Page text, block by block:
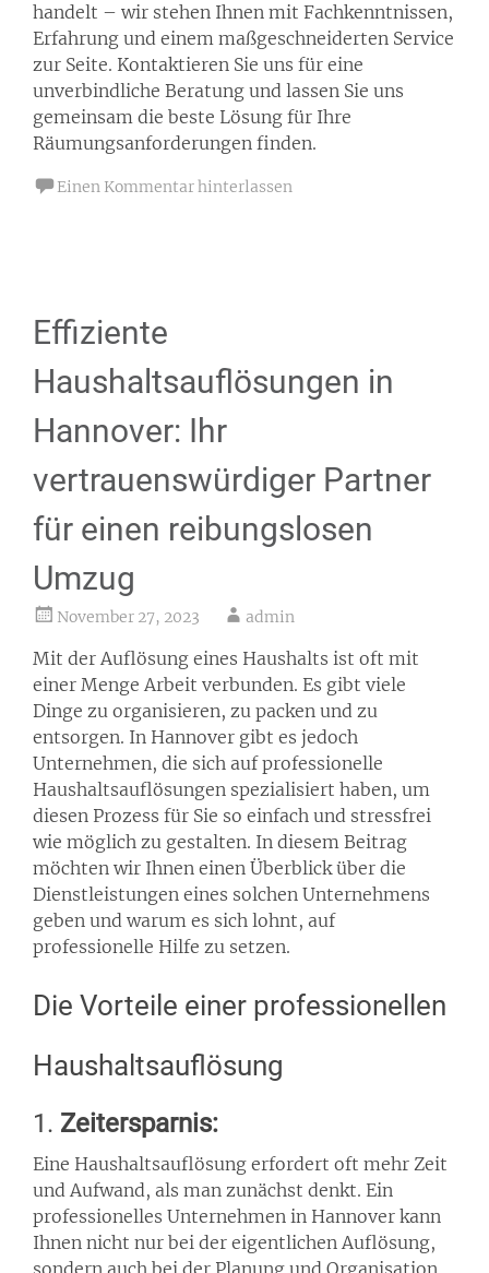
handelt – wir stehen Ihnen mit Fachkenntnissen,
Erfahrung und einem maßgeschneiderten Service
zur Seite. Kontaktieren Sie uns für eine
unverbindliche Beratung und lassen Sie uns
gemeinsam die beste Lösung für Ihre
Räumungsanforderungen finden.
Einen Kommentar hinterlassen
Effiziente
Haushaltsauflösungen in
Hannover: Ihr
vertrauenswürdiger Partner
für einen reibungslosen
Umzug
November 27, 2023 admin
Mit der Auflösung eines Haushalts ist oft mit
einer Menge Arbeit verbunden. Es gibt viele
Dinge zu organisieren, zu packen und zu
entsorgen. In Hannover gibt es jedoch
Unternehmen, die sich auf professionelle
Haushaltsauflösungen spezialisiert haben, um
diesen Prozess für Sie so einfach und stressfrei
wie möglich zu gestalten. In diesem Beitrag
möchten wir Ihnen einen Überblick über die
Dienstleistungen eines solchen Unternehmens
geben und warum es sich lohnt, auf
professionelle Hilfe zu setzen.
Die Vorteile einer professionellen
Haushaltsauflösung
1. Zeitersparnis:
Eine Haushaltsauflösung erfordert oft mehr Zeit
und Aufwand, als man zunächst denkt. Ein
professionelles Unternehmen in Hannover kann
Ihnen nicht nur bei der eigentlichen Auflösung,
sondern auch bei der Planung und Organisation